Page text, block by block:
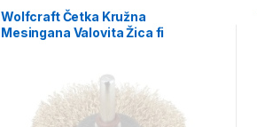
Wolfcraft Četka Kružna
Mesingana Valovita Žica fi